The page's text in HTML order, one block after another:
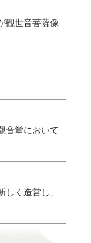
觀世音菩薩像
音堂において
く造営し、